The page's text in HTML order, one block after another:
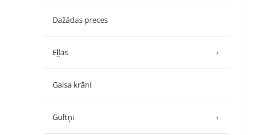
Dažādas preces
Eļļas ›
Gaisa krāni
Gultņi ›